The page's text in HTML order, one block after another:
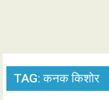
TAG:कनक किशोर